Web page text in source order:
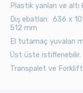
Plastik yanları ve altı
Dış ebatları: 636 x
512 mm
El tutamaç yuvaları
Üst üste istiflenebilir.
Transpalet ve Forklift